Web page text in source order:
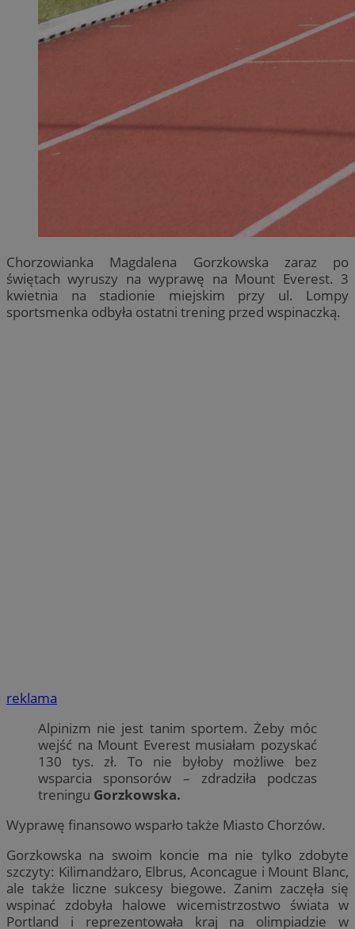
Chorzowianka Magdalena Gorzkowska zaraz po
świętach wyruszy na wyprawę na Mount Everest. 3
kwietnia na stadionie miejskim przy ul. Lompy
sportsmenka odbyła ostatni trening przed wspinaczką.
reklama
Alpinizm nie jest tanim sportem. Żeby móc
wejść na Mount Everest musiałam pozyskać
130 tys. zł. To nie byłoby możliwe bez
wsparcia sponsorów – zdradziła podczas
treningu Gorzkowska.
Wyprawę finansowo wsparło także Miasto Chorzów.
Gorzkowska na swoim koncie ma nie tylko zdobyte
szczyty: Kilimandżaro, Elbrus, Aconcague i Mount Blanc,
ale także liczne sukcesy biegowe. Zanim zaczęła się
wspinać zdobyła halowe wicemistrzostwo świata w
Portland i reprezentowała kraj na olimpiadzie w